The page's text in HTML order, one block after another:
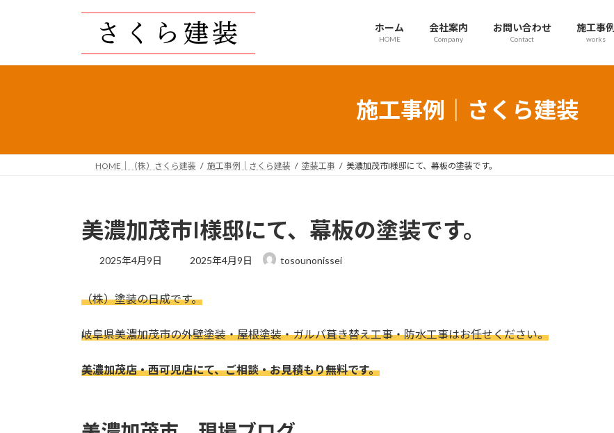
プ
動
ホーム
HOME
会社案内
Company
お問い合わせ
Contact
施工事例
works
施工事例｜さくら建装
HOME｜（株）さくら建装 施工事例｜さくら建装 塗装工事 美濃加茂市I様邸にて、幕板の塗装です。
美濃加茂市I様邸にて、幕板の塗装です。
2025年4月9日
最
新
時
:
2025年4月9日 tosounonissei
（株）塗装の日成です。
岐阜県美濃加茂市の外壁塗装・屋根塗装・ガルバ葺き替え工事・防水工事はお任せください。
美濃加茂店・西可児店にて、ご相談・お見積もり無料です。